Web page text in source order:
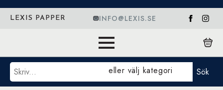
LEXIS PAPPER INFO@LEXIS.SE
Sök eller välj kategori Sök